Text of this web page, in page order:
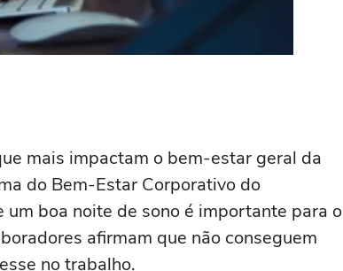
mais impactam o bem-estar geral da
do Bem-Estar Corporativo do
boa noite de sono é importante para o
afirmam que não conseguem
no trabalho.